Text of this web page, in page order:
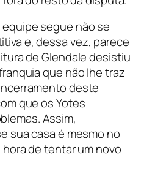
segue não se
e, dessa vez, parece
de Glendale desistiu
que não lhe traz
deste
que os Yotes
Assim,
sua casa é mesmo no
de tentar um novo